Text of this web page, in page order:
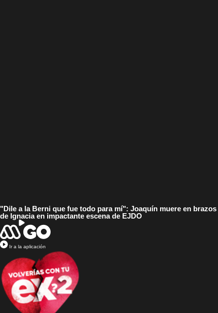
"Dile a la Berni que fue todo para mí": Joaquín muere en brazos
de Ignacia en impactante escena de EJDO
Ir a la aplicación